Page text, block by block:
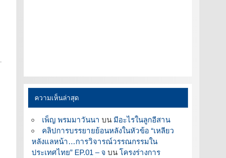
ความเห็นล่าสุด
เพ็ญ พรมมาวันนา บน มีอะไรในลูกอีสาน
คลิปการบรรยายย้อนหลังในหัวข้อ “เหลียว
หลังแลหน้า…การวิจารณ์วรรณกรรมใน
ประเทศไทย” EP.01 – จ บน โครงร่างการ